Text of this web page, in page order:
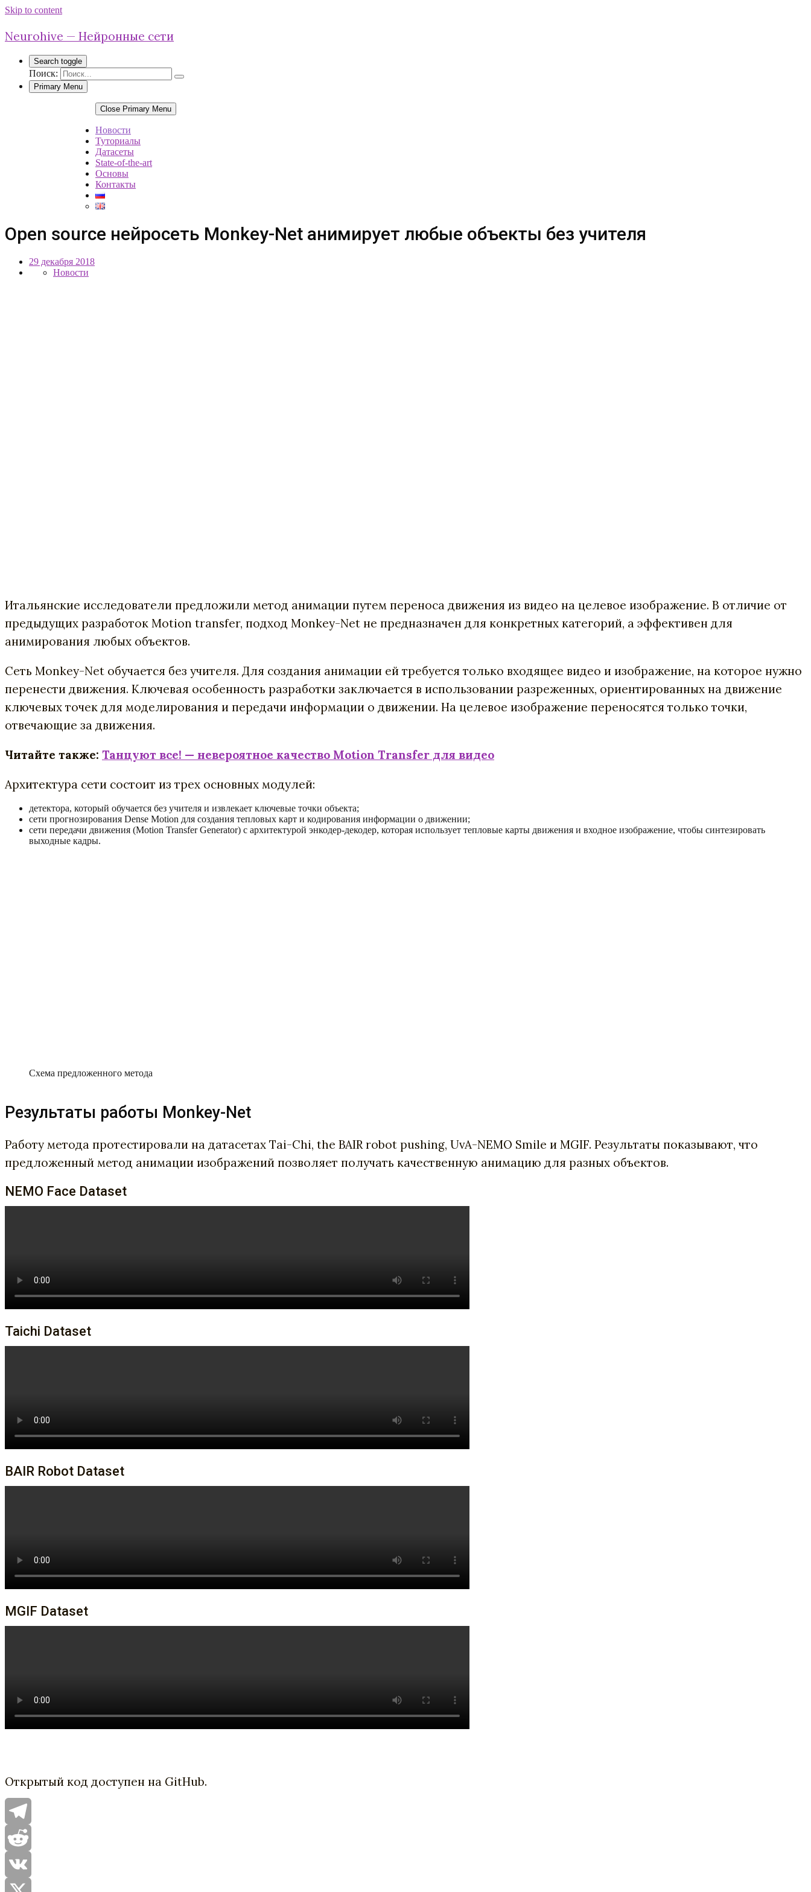
Skip to content
Neurohive — Нейронные сети
Search toggle
Поиск:
Primary Menu
Close Primary Menu
Новости
Туториалы
Датасеты
State-of-the-art
Основы
Контакты
Open source нейросеть Monkey-Net анимирует любые объекты без учителя
29 декабря 2018
Новости
Итальянские исследователи предложили метод анимации путем переноса движения из видео на целевое изображение. В отличие от
предыдущих разработок Motion transfer, подход Monkey-Net не предназначен для конкретных категорий, а эффективен для
анимирования любых объектов.
Сеть Monkey-Net обучается без учителя. Для создания анимации ей требуется только входящее видео и изображение, на которое нужно
перенести движения. Ключевая особенность разработки заключается в использовании разреженных, ориентированных на движение
ключевых точек для моделирования и передачи информации о движении. На целевое изображение переносятся только точки,
отвечающие за движения.
Читайте также: Танцуют все! — невероятное качество Motion Transfer для видео
Архитектура сети состоит из трех основных модулей:
детектора, который обучается без учителя и извлекает ключевые точки объекта;
сети прогнозирования Dense Motion для создания тепловых карт и кодирования информации о движении;
сети передачи движения (Motion Transfer Generator) c архитектурой энкодер-декодер, которая использует тепловые карты движения и входное изображение, чтобы синтезировать
выходные кадры.
Схема предложенного метода
Результаты работы Monkey-Net
Работу метода протестировали на датасетах Tai-Chi, the BAIR robot pushing, UvA-NEMO Smile и MGIF. Результаты показывают, что
предложенный метод анимации изображений позволяет получать качественную анимацию для разных объектов.
NEMO Face Dataset
Taichi Dataset
BAIR Robot Dataset
MGIF Dataset
Открытый код доступен на GitHub.
Telegram
Reddit